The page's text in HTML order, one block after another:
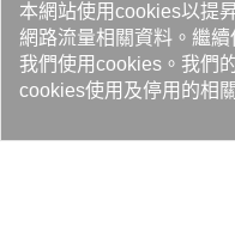
本網站使用cookies以提
網路流量相關資料。繼
我們使用cookies。我們
cookies使用及停用的相
從備料、設計、打樣